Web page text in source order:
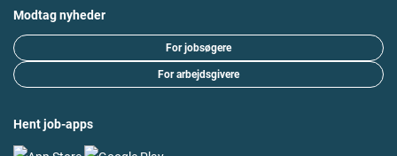
Modtag nyheder
For jobsøgere
For arbejdsgivere
Hent job-apps